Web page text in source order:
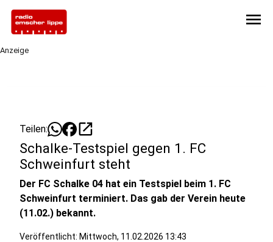
menu
Anzeige
Teilen: open_in_new
Schalke-Testspiel gegen 1. FC
Schweinfurt steht
Der FC Schalke 04 hat ein Testspiel beim 1. FC
Schweinfurt terminiert. Das gab der Verein heute
(11.02.) bekannt.
Veröffentlicht: Mittwoch, 11.02.2026 13:43